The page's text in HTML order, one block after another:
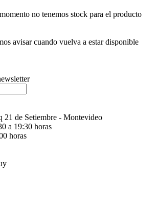
no tenemos stock para el producto
avisar cuando vuelva a estar disponible
21 de Setiembre - Montevideo
a 19:30 horas
horas